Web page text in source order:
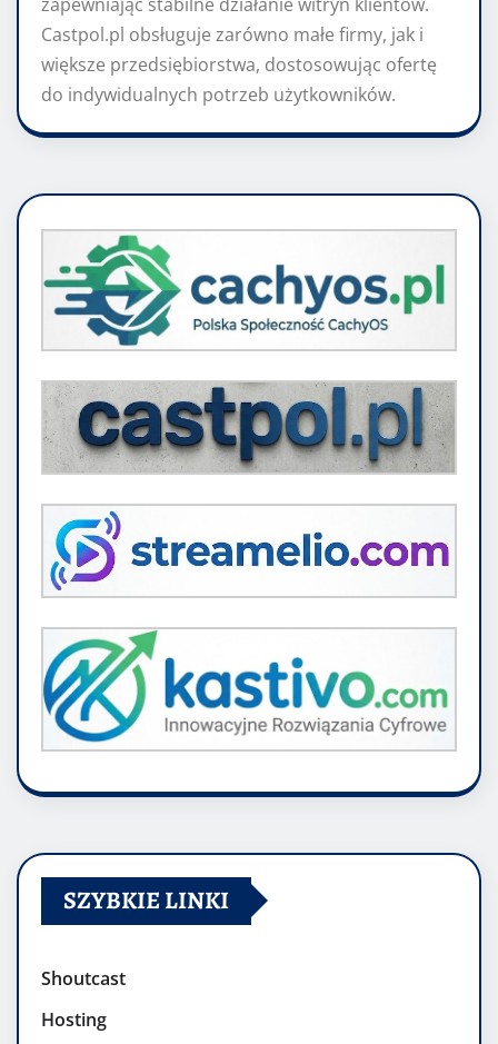
zapewniając stabilne działanie witryn klientów.
Castpol.pl obsługuje zarówno małe firmy, jak i
większe przedsiębiorstwa, dostosowując ofertę
do indywidualnych potrzeb użytkowników.
SZYBKIE LINKI
Shoutcast
Hosting